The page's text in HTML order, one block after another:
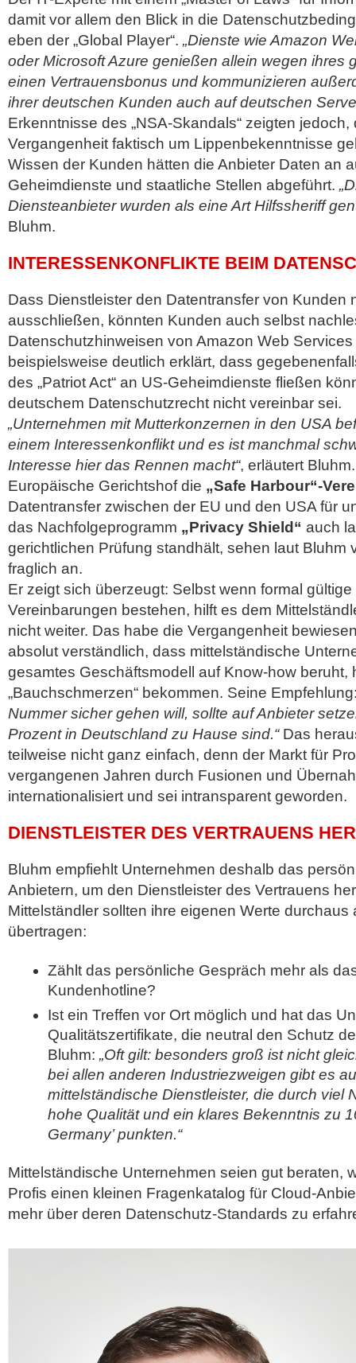
damit vor allem den Blick in die
eben der „Global Player“. „Dienste wie Amazon
oder Microsoft Azure genießen allein wegen ihres
einen Vertrauensbonus und kommunizieren
ihrer deutschen Kunden auch auf deutschen
Erkenntnisse des „NSA-Skandals“ zeigten
Vergangenheit faktisch um Lippenbekenntnisse
Wissen der Kunden hätten die Anbieter Daten an
Geheimdienste und staatliche Stellen abgeführt.
Diensteanbieter wurden als eine Art Hilfssheriff
Bluhm.
INTERESSENKONFLIKTE BEIM
Dass Dienstleister den Datentransfer von Kunden
ausschließen, könnten Kunden auch selbst
Datenschutzhinweisen von Amazon Web
beispielsweise deutlich erklärt, dass
des „Patriot Act“ an US-Geheimdienste fließen
deutschem Datenschutzrecht nicht vereinbar sei.
„Unternehmen mit Mutterkonzernen in den USA
einem Interessenkonflikt und es ist manchmal
Interesse hier das Rennen macht“, erläutert
Europäische Gerichtshof die „Safe Harbour“-
Datentransfer zwischen der EU und den USA für
das Nachfolgeprogramm „Privacy Shield“ auch
gerichtlichen Prüfung standhält, sehen laut Bluhm
fraglich an.
Er zeigt sich überzeugt: Selbst wenn formal
Vereinbarungen bestehen, hilft es dem
nicht weiter. Das habe die Vergangenheit
absolut verständlich, dass mittelständische
gesamtes Geschäftsmodell auf Know-how beruht,
„Bauchschmerzen“ bekommen. Seine
Nummer sicher gehen will, sollte auf Anbieter
Prozent in Deutschland zu Hause sind.“Das
teilweise nicht ganz einfach, denn der Markt für
vergangenen Jahren durch Fusionen und
internationalisiert und sei intransparent geworden.
DIENSTLEISTER DES VERTRAUENS
Bluhm empfiehlt Unternehmen deshalb das
Anbietern, um den Dienstleister des Vertrauens
Mittelständler sollten ihre eigenen Werte durchaus
übertragen:
Zählt das persönliche Gespräch mehr als
Kundenhotline?
Ist ein Treffen vor Ort möglich und hat das
Qualitätszertifikate, die neutral den Schutz
Bluhm: „Oft gilt: besonders groß ist nicht
bei allen anderen Industriezweigen gibt es
mittelständische Dienstleister, die durch viel
hohe Qualität und ein klares Bekenntnis zu
Germany’ punkten.“
Mittelständische Unternehmen seien gut beraten,
Profis einen kleinen Fragenkatalog für Cloud-
mehr über deren Datenschutz-Standards zu